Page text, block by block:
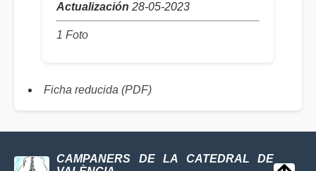
Actualización 28-05-2023
1 Foto
Ficha reducida (PDF)
CAMPANERS DE LA CATEDRAL DE